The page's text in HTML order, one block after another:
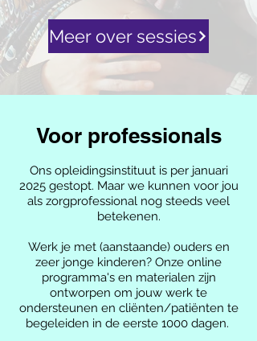
Meer over sessies
Voor professionals
Ons opleidingsinstituut is per januari
2025 gestopt. Maar we kunnen voor jou
als zorgprofessional nog steeds veel
betekenen.
Werk je met (aanstaande) ouders en
zeer jonge kinderen? Onze online
programma's en materialen zijn
ontworpen om jouw werk te
ondersteunen en cliënten/patiënten te
begeleiden in de eerste 1000 dagen.